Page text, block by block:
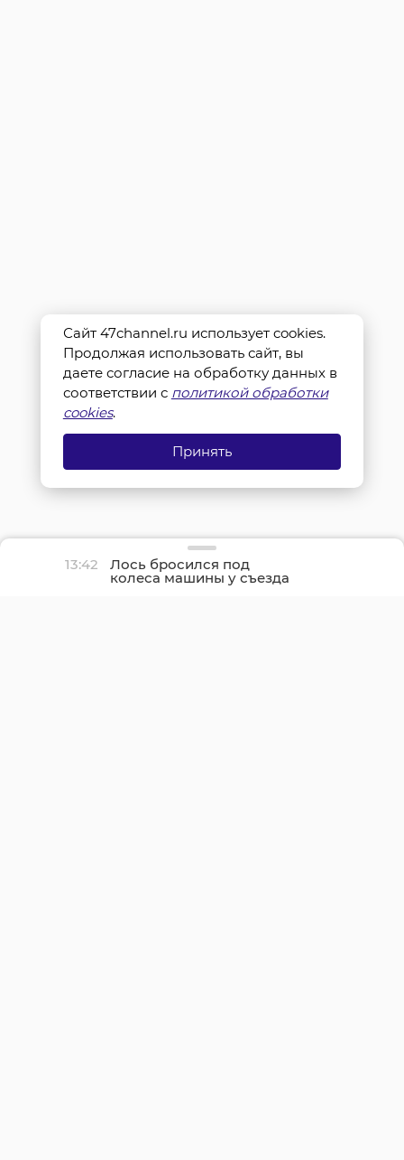
13:42 Лось бросился под
колеса машины у съезда
с КАД на Шафировском
Сайт 47channel.ru использует cookies.
Продолжая использовать сайт, вы
даете согласие на обработку данных в
соответствии с политикой обработки
cookies.
Принять